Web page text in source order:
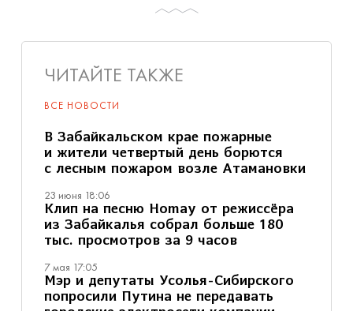
ЧИТАЙТЕ ТАКЖЕ
ВСЕ НОВОСТИ
В Забайкальском крае пожарные
и жители четвертый день борются
с лесным пожаром возле Атамановки
23 июня 18:06
Клип на песню Homay от режиссёра
из Забайкалья собрал больше 180
тыс. просмотров за 9 часов
7 мая 17:05
Мэр и депутаты Усолья-Сибирского
попросили Путина не передавать